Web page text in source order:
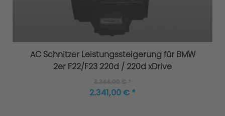
AC Schnitzer Leistungssteigerung für BMW
2er F22/F23 220d / 220d xDrive
2.341,00 € *